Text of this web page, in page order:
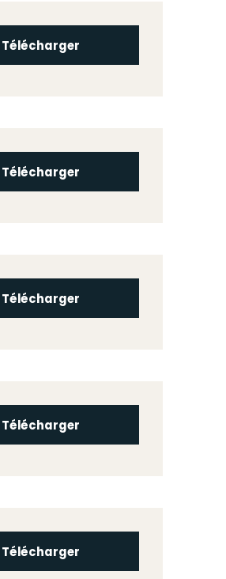
Télécharger
Télécharger
Télécharger
Télécharger
Télécharger